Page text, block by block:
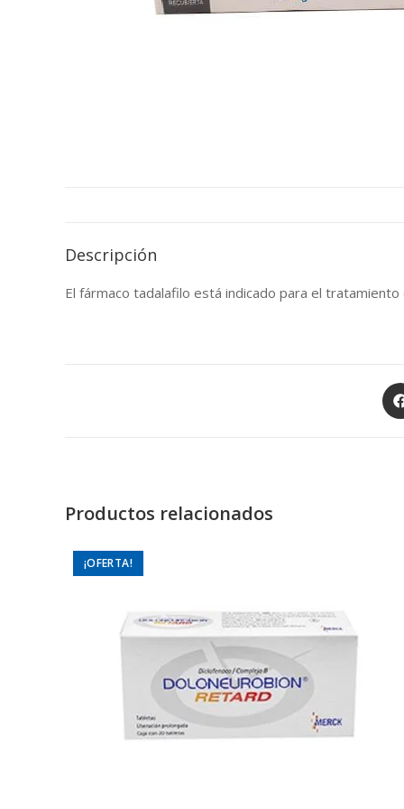
Descripción
El fármaco tadalafilo está indicado para el tratamiento
in
Productos relacionados
¡OFERTA!